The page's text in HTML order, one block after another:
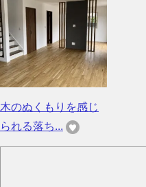
木のぬくもりを感じ
られる落ち...